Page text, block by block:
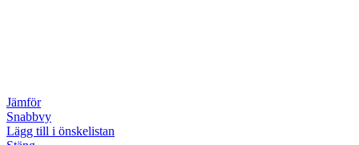
Jämför
Snabbvy
Lägg till i önskelistan